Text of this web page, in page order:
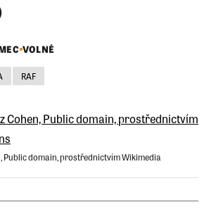
VOLNÉ
RAF
Public domain, prostřednictvím Wikimedia